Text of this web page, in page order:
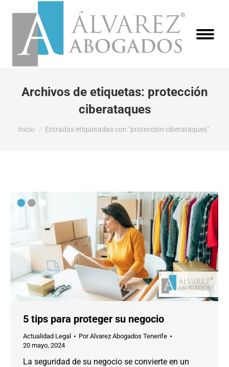
Archivos de etiquetas: protección
ciberataques
Estás aquí:
Inicio Entradas etiquetadas con "protección ciberataques".
5 tips para proteger su negocio
Actualidad Legal PorAlvarez Abogados Tenerife
20 mayo, 2024
La seguridad de su negocio se convierte en un